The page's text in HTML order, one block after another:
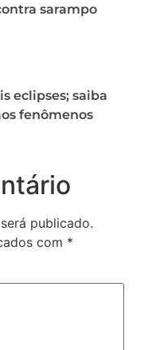
sarampo
eclipses; saiba
fenômenos
publicado.
com *